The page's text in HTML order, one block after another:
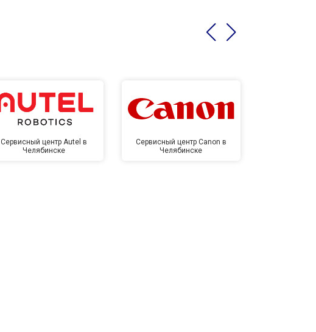
Сервисный центр Autel в
Челябинске
Сервисный центр Canon в
Челябинске